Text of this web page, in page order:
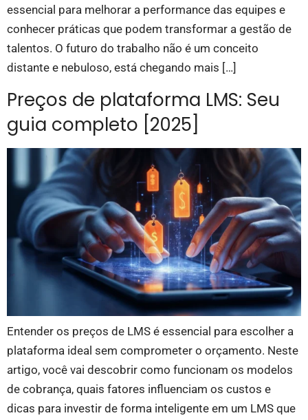
essencial para melhorar a performance das equipes e
conhecer práticas que podem transformar a gestão de
talentos. O futuro do trabalho não é um conceito
distante e nebuloso, está chegando mais […]
Preços de plataforma LMS: Seu
guia completo [2025]
Entender os preços de LMS é essencial para escolher a
plataforma ideal sem comprometer o orçamento. Neste
artigo, você vai descobrir como funcionam os modelos
de cobrança, quais fatores influenciam os custos e
dicas para investir de forma inteligente em um LMS que